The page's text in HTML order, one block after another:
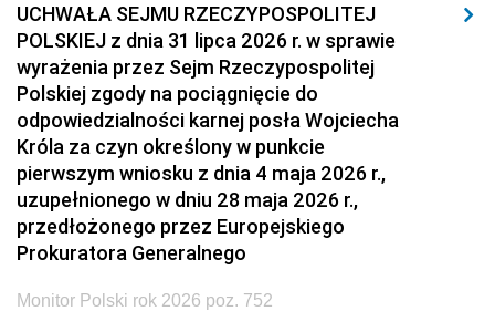
UCHWAŁA SEJMU RZECZYPOSPOLITEJ
POLSKIEJ z dnia 31 lipca 2026 r. w sprawie
wyrażenia przez Sejm Rzeczypospolitej
Polskiej zgody na pociągnięcie do
odpowiedzialności karnej posła Wojciecha
Króla za czyn określony w punkcie
pierwszym wniosku z dnia 4 maja 2026 r.,
uzupełnionego w dniu 28 maja 2026 r.,
przedłożonego przez Europejskiego
Prokuratora Generalnego
Monitor Polski rok 2026 poz. 752